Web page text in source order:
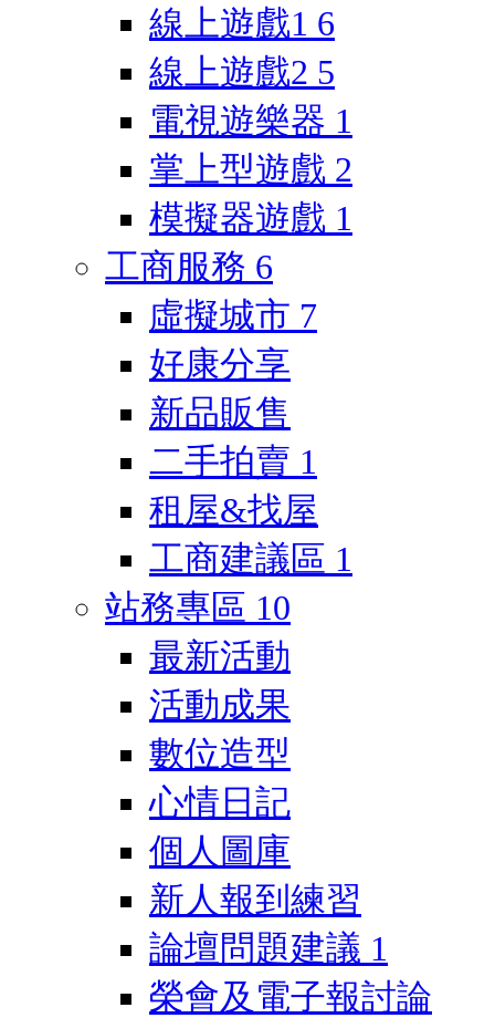
線上遊戲1 6
線上遊戲2 5
電視遊樂器 1
掌上型遊戲 2
模擬器遊戲 1
工商服務 6
虛擬城市 7
好康分享
新品販售
二手拍賣 1
租屋&找屋
工商建議區 1
站務專區 10
最新活動
活動成果
數位造型
心情日記
個人圖庫
新人報到練習
論壇問題建議 1
榮會及電子報討論